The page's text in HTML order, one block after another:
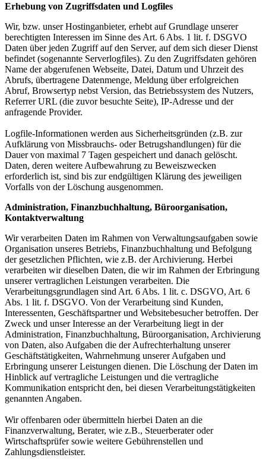
Erhebung von Zugriffsdaten und Logfiles
Wir, bzw. unser Hostinganbieter, erhebt auf Grundlage unserer
berechtigten Interessen im Sinne des Art. 6 Abs. 1 lit. f. DSGVO
Daten über jeden Zugriff auf den Server, auf dem sich dieser Dienst
befindet (sogenannte Serverlogfiles). Zu den Zugriffsdaten gehören
Name der abgerufenen Webseite, Datei, Datum und Uhrzeit des
Abrufs, übertragene Datenmenge, Meldung über erfolgreichen
Abruf, Browsertyp nebst Version, das Betriebssystem des Nutzers,
Referrer URL (die zuvor besuchte Seite), IP-Adresse und der
anfragende Provider.
Logfile-Informationen werden aus Sicherheitsgründen (z.B. zur
Aufklärung von Missbrauchs- oder Betrugshandlungen) für die
Dauer von maximal 7 Tagen gespeichert und danach gelöscht.
Daten, deren weitere Aufbewahrung zu Beweiszwecken
erforderlich ist, sind bis zur endgültigen Klärung des jeweiligen
Vorfalls von der Löschung ausgenommen.
Administration, Finanzbuchhaltung, Büroorganisation,
Kontaktverwaltung
Wir verarbeiten Daten im Rahmen von Verwaltungsaufgaben sowie
Organisation unseres Betriebs, Finanzbuchhaltung und Befolgung
der gesetzlichen Pflichten, wie z.B. der Archivierung. Herbei
verarbeiten wir dieselben Daten, die wir im Rahmen der Erbringung
unserer vertraglichen Leistungen verarbeiten. Die
Verarbeitungsgrundlagen sind Art. 6 Abs. 1 lit. c. DSGVO, Art. 6
Abs. 1 lit. f. DSGVO. Von der Verarbeitung sind Kunden,
Interessenten, Geschäftspartner und Websitebesucher betroffen. Der
Zweck und unser Interesse an der Verarbeitung liegt in der
Administration, Finanzbuchhaltung, Büroorganisation, Archivierung
von Daten, also Aufgaben die der Aufrechterhaltung unserer
Geschäftstätigkeiten, Wahrnehmung unserer Aufgaben und
Erbringung unserer Leistungen dienen. Die Löschung der Daten im
Hinblick auf vertragliche Leistungen und die vertragliche
Kommunikation entspricht den, bei diesen Verarbeitungstätigkeiten
genannten Angaben.
Wir offenbaren oder übermitteln hierbei Daten an die
Finanzverwaltung, Berater, wie z.B., Steuerberater oder
Wirtschaftsprüfer sowie weitere Gebührenstellen und
Zahlungsdienstleister.